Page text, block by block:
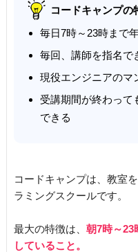
コードキャンプの
毎日7時～23時まで
毎回、講師を指名で
現役エンジニアのマ
受講期間が終わって
できる
コードキャンプは、教室
ラミングスクールです。
最大の特徴は、 朝7時～23
していること。